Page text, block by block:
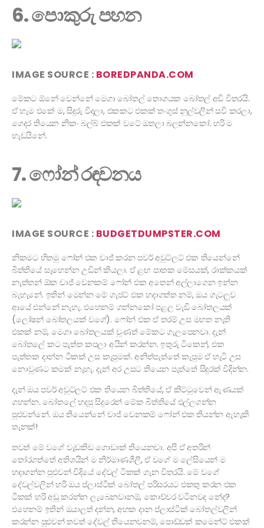
6. පොකුරු පහන
IMAGE SOURCE : BOREDPANDA.COM
මේකට ඕනේ වෙන්නේ මෙගා බෝතල් තොගයක බෝතල් අඩි විතරයි.
ඒ හැම එකේ ම, සිදුරු විදලා, එකකට එකක් තංගුස් නූල්වලින් සවි කරලා,
ගෙදර තියෙන නිකං බල්බ් එකක් වටේ ඔතලා බලන්නකෝ. හරි ම
හැඩයිනේ.
7. ෆෝන් රඳවනය
IMAGE SOURCE : BUDGETDUMPSTER.COM
නිකමට හිතමු ෆෝන් එක චාජ් කරන පවර් අවුට්ලට් එක තියෙන්නේ
බිත්තියේ සෑහෙන්න උඩින් කියලා. ඒ ළඟ පාතක මේසයක්, රාක්කයක්
නැත්තන් ඕක චාජ් වෙනකම් ෆෝන් එක අතෙන් අල්ලාගෙන ඉන්න
බැහැනේ. ඉතින් මෙන්න මේ ගැජට් එක හදාගත්ත නම්, ඔය ගැටලුව
ආයේ එන්නේ නැහැ. එහෙනම් ගන්නකෝ පළල වැඩි බෝතලයක්
(ලෝෂන් බෝතලයක් වගේ). ෆෝන් එක ඒ තරම් උස මහත නැති
එකක් නම්, මෙගා බෝතලයක් වුණත් මේකට ගැලපෙනවා. දැන්
බෝතලේ කට පැත්ත කපලා අයින් කරන්න. ඉතුරු ටිකෙන්, එක
පැත්තක දාන්න ටිකක් උස කැපුමක්. අනිත්පැත්තේ කැපුම ඒ හැටි උස
නොවුණට කමක් නැහැ. දැන් අර උසට තියෙන පැත්තේ සිදුරක් විදින්න.
දැන් ඔය පවර් අවුට්ලට් එක තියෙන බිත්තියේ, ඒ කිට්ටුවෙන් ඇණයක්
ගහන්න. බෝතලේ හදපු සිදුරෙන් මේක බිත්තියේ එල්ලගන්න
පුළුවන්නේ. ඔය තියෙන්නේ චාජ් වෙනකම් ෆෝන් එක තියන්න ඇහැකි
තැනක්!
තවත් මේ වගේ වැඩකිඩ ගොඩාක් තියෙනවා. අපි ඒ අතරින්
තෝරගත්තේ අතිශයින් ම නිර්මාණශීලී, ඒ වගේ ම ලේසියෙන් ම
හදාගන්න පුළුවන් විදියේ දේවල් ටිකක් ගැන විතරයි. මේ වගේ
දේවල්වලින් හරි ඔය ප්ලාස්ටික් බෝතල් පරිසරයට එකතු කරන එක
ටිකක් හරි අඩු කරන්න ලැබෙනවානම්, කොච්චර වටිනවද නේද?
එහෙනම් ඉතින් ඔයාලත් දන්න, අහක දාන ප්ලාස්ටික් බෝතල්වලින්
කරන්න පුළුවන් තවත් දේවල් තියෙනවනම්, පොඩ්ඩක් කමෙන්ට් එකක්